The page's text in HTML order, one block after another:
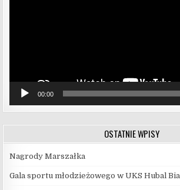
00:00
OSTATNIE WPISY
Nagrody Marszałka
Gala sportu młodzieżowego w UKS Hubal